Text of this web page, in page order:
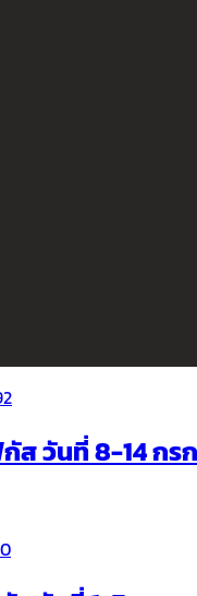
ส วันที่ 8-14 กร